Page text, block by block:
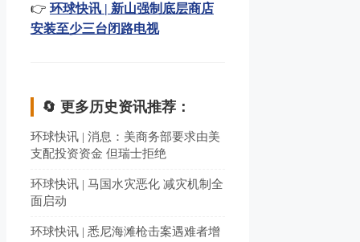
👉 环球快讯 | 新山强制底层商店
安装至少三台闭路电视
🔄 更多历史资讯推荐：
环球快讯 | 消息：美商务部要求由美
支配投资资金 但瑞士拒绝
环球快讯 | 马国水灾恶化 减灾机制全
面启动
环球快讯 | 悉尼海滩枪击案遇难者增